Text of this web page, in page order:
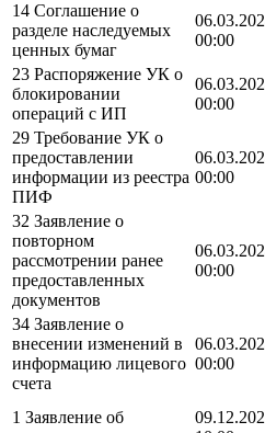
14 Соглашение о
разделе наследуемых
ценных бумаг
00:00
23 Распоряжение УК о
блокировании
операций с ИП
00:00
29 Требование УК о
предоставлении
информации из реестра
ПИФ
00:00
32 Заявление о
повторном
рассмотрении ранее
предоставленных
документов
00:00
34 Заявление о
внесении изменений в
информацию лицевого
счета
00:00
1 Заявление об